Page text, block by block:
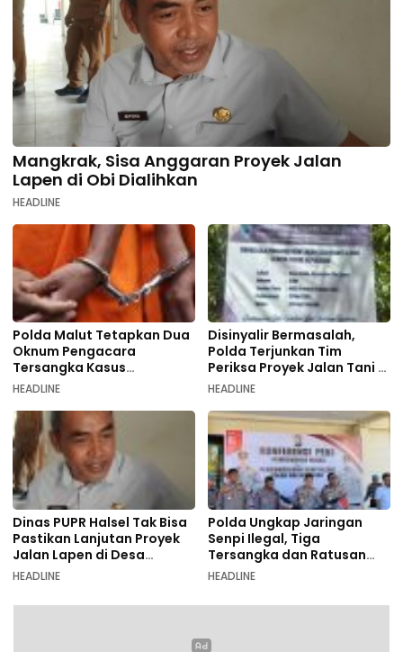
Mangkrak, Sisa Anggaran Proyek Jalan
Lapen di Obi Dialihkan
HEADLINE
Polda Malut Tetapkan Dua
Oknum Pengacara
Tersangka Kasus
Pemalsuan Dokumen
HEADLINE
Disinyalir Bermasalah,
Polda Terjunkan Tim
Periksa Proyek Jalan Tani di
Galala
HEADLINE
Dinas PUPR Halsel Tak Bisa
Pastikan Lanjutan Proyek
Jalan Lapen di Desa
Sambiki
HEADLINE
Polda Ungkap Jaringan
Senpi Ilegal, Tiga
Tersangka dan Ratusan
Amunisi Diamankan
HEADLINE